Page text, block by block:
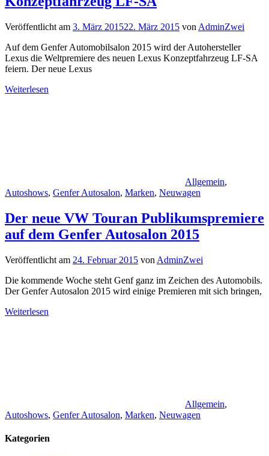
Veröffentlicht am 3. März 201522. März 2015 von AdminZwei
Auf dem Genfer Automobilsalon 2015 wird der Autohersteller
Lexus die Weltpremiere des neuen Lexus Konzeptfahrzeug LF-SA
feiern. Der neue Lexus
Weiterlesen
Allgemein,
Autoshows, Genfer Autosalon, Marken, Neuwagen
Der neue VW Touran Publikumspremiere
auf dem Genfer Autosalon 2015
Veröffentlicht am 24. Februar 2015 von AdminZwei
Die kommende Woche steht Genf ganz im Zeichen des Automobils.
Der Genfer Autosalon 2015 wird einige Premieren mit sich bringen,
Weiterlesen
Allgemein,
Autoshows, Genfer Autosalon, Marken, Neuwagen
Kategorien